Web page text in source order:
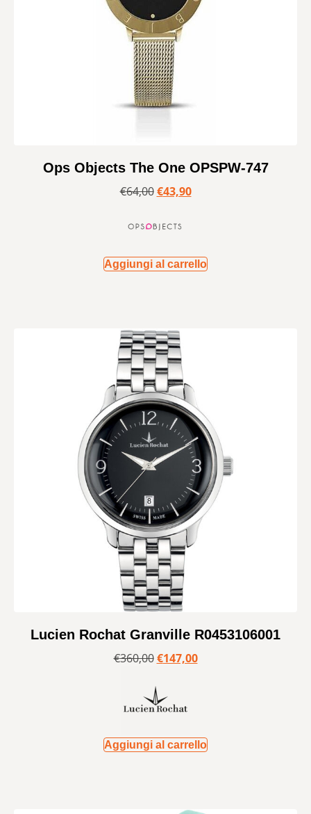
Ops Objects The One OPSPW-747
€64,00 €43,90
Aggiungi al carrello
Lucien Rochat Granville R0453106001
€360,00 €147,00
Aggiungi al carrello